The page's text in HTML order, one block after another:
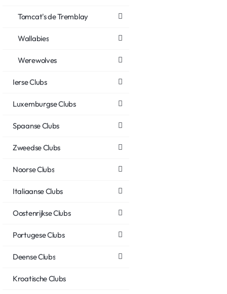
Tomcat's de Tremblay
Wallabies
Werewolves
Ierse Clubs
Luxemburgse Clubs
Spaanse Clubs
Zweedse Clubs
Noorse Clubs
Italiaanse Clubs
Oostenrijkse Clubs
Portugese Clubs
Deense Clubs
Kroatische Clubs